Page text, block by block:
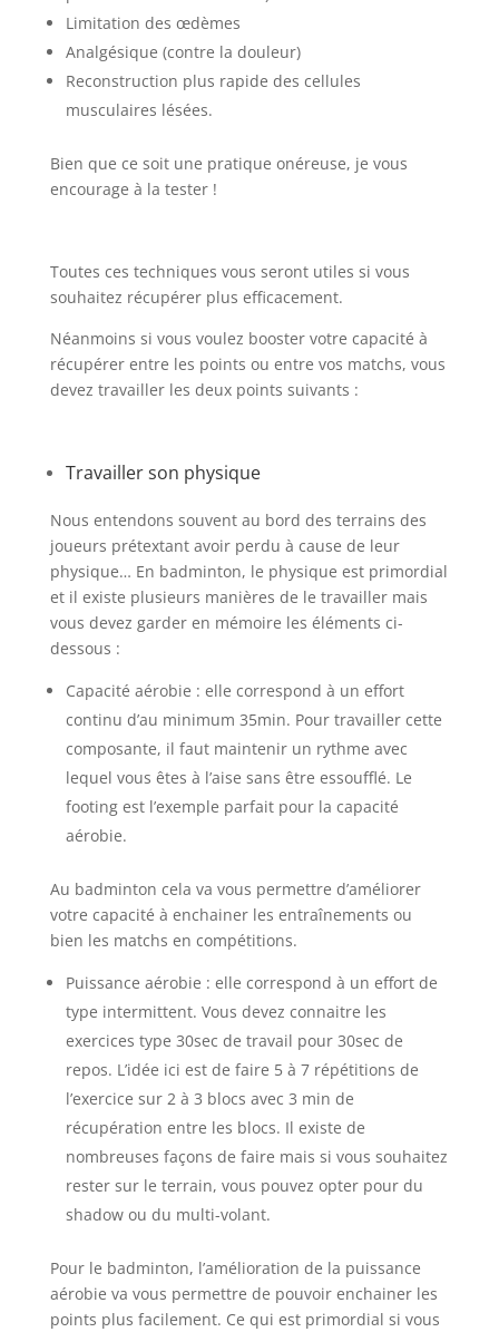
Limitation des œdèmes
Analgésique (contre la douleur)
Reconstruction plus rapide des cellules
musculaires lésées.
Bien que ce soit une pratique onéreuse, je vous
encourage à la tester !
Toutes ces techniques vous seront utiles si vous
souhaitez récupérer plus efficacement.
Néanmoins si vous voulez booster votre capacité à
récupérer entre les points ou entre vos matchs, vous
devez travailler les deux points suivants :
Travailler son physique
Nous entendons souvent au bord des terrains des
joueurs prétextant avoir perdu à cause de leur
physique… En badminton, le physique est primordial
et il existe plusieurs manières de le travailler mais
vous devez garder en mémoire les éléments ci-
dessous :
Capacité aérobie : elle correspond à un effort
continu d’au minimum 35min. Pour travailler cette
composante, il faut maintenir un rythme avec
lequel vous êtes à l’aise sans être essoufflé. Le
footing est l’exemple parfait pour la capacité
aérobie.
Au badminton cela va vous permettre d’améliorer
votre capacité à enchainer les entraînements ou
bien les matchs en compétitions.
Puissance aérobie : elle correspond à un effort de
type intermittent. Vous devez connaitre les
exercices type 30sec de travail pour 30sec de
repos. L’idée ici est de faire 5 à 7 répétitions de
l’exercice sur 2 à 3 blocs avec 3 min de
récupération entre les blocs. Il existe de
nombreuses façons de faire mais si vous souhaitez
rester sur le terrain, vous pouvez opter pour du
shadow ou du multi-volant.
Pour le badminton, l’amélioration de la puissance
aérobie va vous permettre de pouvoir enchainer les
points plus facilement. Ce qui est primordial si vous